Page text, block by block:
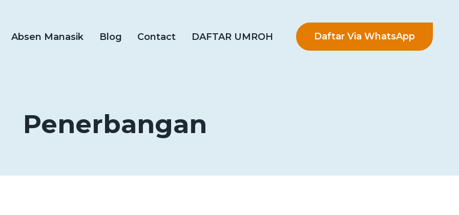
Absen Manasik Blog Contact DAFTAR UMROH Daftar Via WhatsApp
Penerbangan